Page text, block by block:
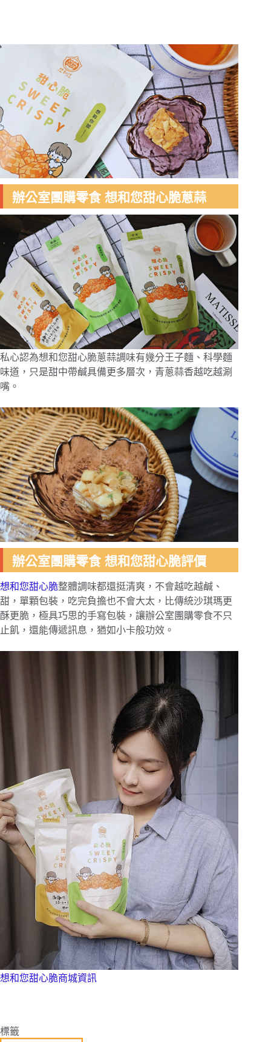
辦公室團購零食 想和您甜心脆蔥蒜
私心認為想和您甜心脆蔥蒜調味有幾分王子麵、科學麵
味道，只是甜中帶鹹具備更多層次，青蔥蒜香越吃越涮
嘴。
辦公室團購零食 想和您甜心脆評價
想和您甜心脆整體調味都還挺清爽，不會越吃越鹹、
甜，單顆包裝，吃完負擔也不會大太，比傳統沙琪瑪更
酥更脆，極具巧思的手寫包裝，讓辦公室團購零食不只
止飢，還能傳遞訊息，猶如小卡般功效。
想和您甜心脆商城資訊
標籤